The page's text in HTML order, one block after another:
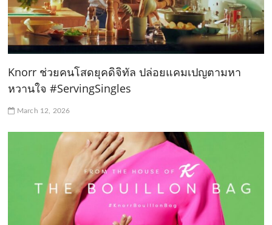
Knorr ช่วยคนโสดยุคดิจิทัล ปล่อยแคมเปญตามหา
หวานใจ #ServingSingles
March 12, 2026